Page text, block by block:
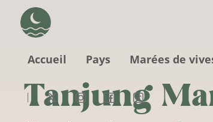
Accueil
Pays Marées de
Tanjung